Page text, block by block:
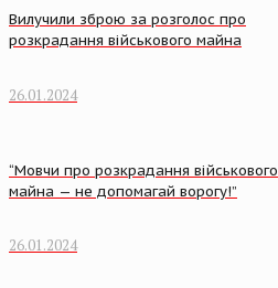
Вилучили зброю за розголос про
розкрадання військового майна
26.01.2024
“Мовчи про розкрадання військового
майна — не допомагай ворогу!”
26.01.2024